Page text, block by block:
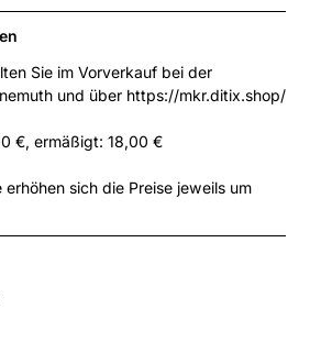
Sie im Vorverkauf bei der
und über https://mkr.ditix.shop/
€, ermäßigt: 18,00 €
sich die Preise jeweils um